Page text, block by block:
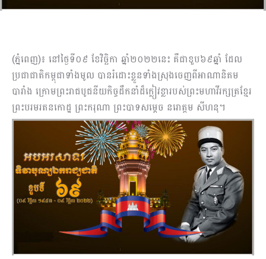
(ភ្នំពេញ)៖ នៅថ្ងៃទី០៩ ខែវិច្ឆិកា ឆ្នាំ២០២២នេះ គឺជាខួប៦៩ឆ្នាំ ដែល
ប្រជាជាតិកម្ពុជាទាំងមូល បានរំដោះខ្លួនទាំងស្រុងចេញពីអាណានិគម
បារាំង ក្រោមព្រះរាជបូជនីយកិច្ចដឹកនាំដ៏ក្លៀវខ្លារបស់ព្រះមហាវីរក្សត្រខ្មែរ
ព្រះបរមរតនកោដ្ឋ ព្រះករុណា ព្រះបាទសម្តេច នរោត្តម សីហនុ។